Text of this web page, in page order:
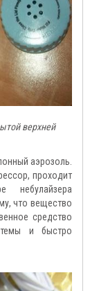
верхней
аэрозоль.
проходит
что вещество
средство
и быстро